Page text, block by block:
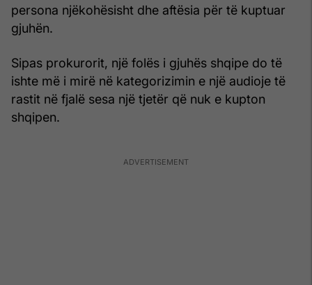
persona njëkohësisht dhe aftësia për të kuptuar
gjuhën.
Sipas prokurorit, një folës i gjuhës shqipe do të
ishte më i mirë në kategorizimin e një audioje të
rastit në fjalë sesa një tjetër që nuk e kupton
shqipen.